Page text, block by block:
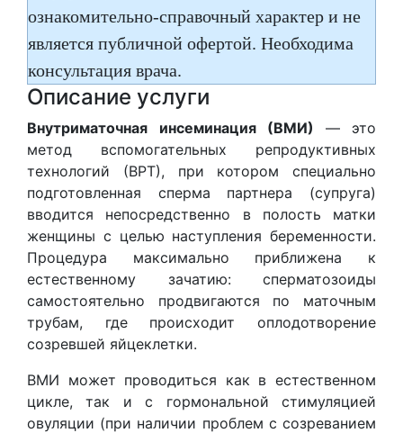
ознакомительно-справочный характер и не
является публичной офертой. Необходима
консультация врача.
Описание услуги
Внутриматочная инсеминация (ВМИ) — это
метод вспомогательных репродуктивных
технологий (ВРТ), при котором специально
подготовленная сперма партнера (супруга)
вводится непосредственно в полость матки
женщины с целью наступления беременности.
Процедура максимально приближена к
естественному зачатию: сперматозоиды
самостоятельно продвигаются по маточным
трубам, где происходит оплодотворение
созревшей яйцеклетки.
ВМИ может проводиться как в естественном
цикле, так и с гормональной стимуляцией
овуляции (при наличии проблем с созреванием